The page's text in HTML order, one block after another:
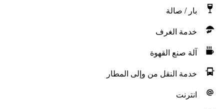
بار / صالة
خدمة الغرف
آلة صنع القهوة
خدمة النقل من وإلى المطار
انترنت